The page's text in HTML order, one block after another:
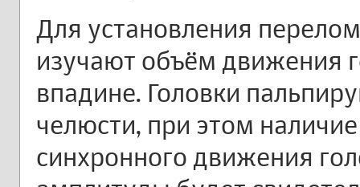
Для установления
изучают объём движения
впадине. Головки
челюсти, при этом
синхронного движения